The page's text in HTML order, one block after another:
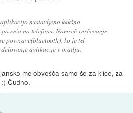
nastavljeno kakšno
celo na telefonu. Namreč varčevanje
povezave(bluetooth), ko je tel
aplikacije v ozadju.
me obvešča samo še za klice, za
Čudno.